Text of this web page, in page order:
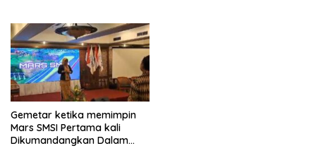
Gemetar ketika memimpin
Mars SMSI Pertama kali
Dikumandangkan Dalam